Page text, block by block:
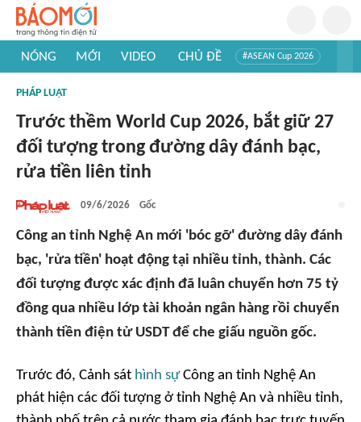
NÓNG MỚI VIDEO CHỦ ĐỀ #ASEAN Cup 2026
#Khám phá thế giới
PHÁP LUẬT
Trước thềm World Cup 2026, bắt giữ 27
đối tượng trong đường dây đánh bạc,
rửa tiền liên tỉnh
09/6/2026 Gốc
Công an tỉnh Nghệ An mới 'bóc gỡ' đường dây đánh
bạc, 'rửa tiền' hoạt động tại nhiều tỉnh, thành. Các
đối tượng được xác định đã luân chuyển hơn 75 tỷ
đồng qua nhiều lớp tài khoản ngân hàng rồi chuyển
thành tiền điện tử USDT để che giấu nguồn gốc.
Trước đó, Cảnh sát hình sựCông an tỉnh Nghệ An
phát hiện các đối tượng ở tỉnh Nghệ An và nhiều tỉnh,